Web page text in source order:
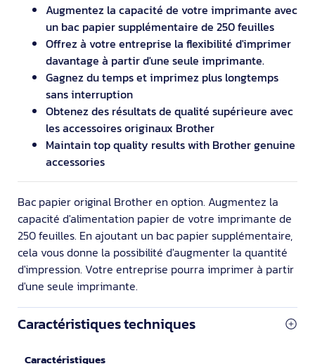
Augmentez la capacité de votre imprimante avec
un bac papier supplémentaire de 250 feuilles
Offrez à votre entreprise la flexibilité d'imprimer
davantage à partir d'une seule imprimante.
Gagnez du temps et imprimez plus longtemps
sans interruption
Obtenez des résultats de qualité supérieure avec
les accessoires originaux Brother
Maintain top quality results with Brother genuine
accessories
Bac papier original Brother en option. Augmentez la
capacité d'alimentation papier de votre imprimante de
250 feuilles. En ajoutant un bac papier supplémentaire,
cela vous donne la possibilité d'augmenter la quantité
d'impression. Votre entreprise pourra imprimer à partir
d'une seule imprimante.
Caractéristiques techniques
Caractéristiques